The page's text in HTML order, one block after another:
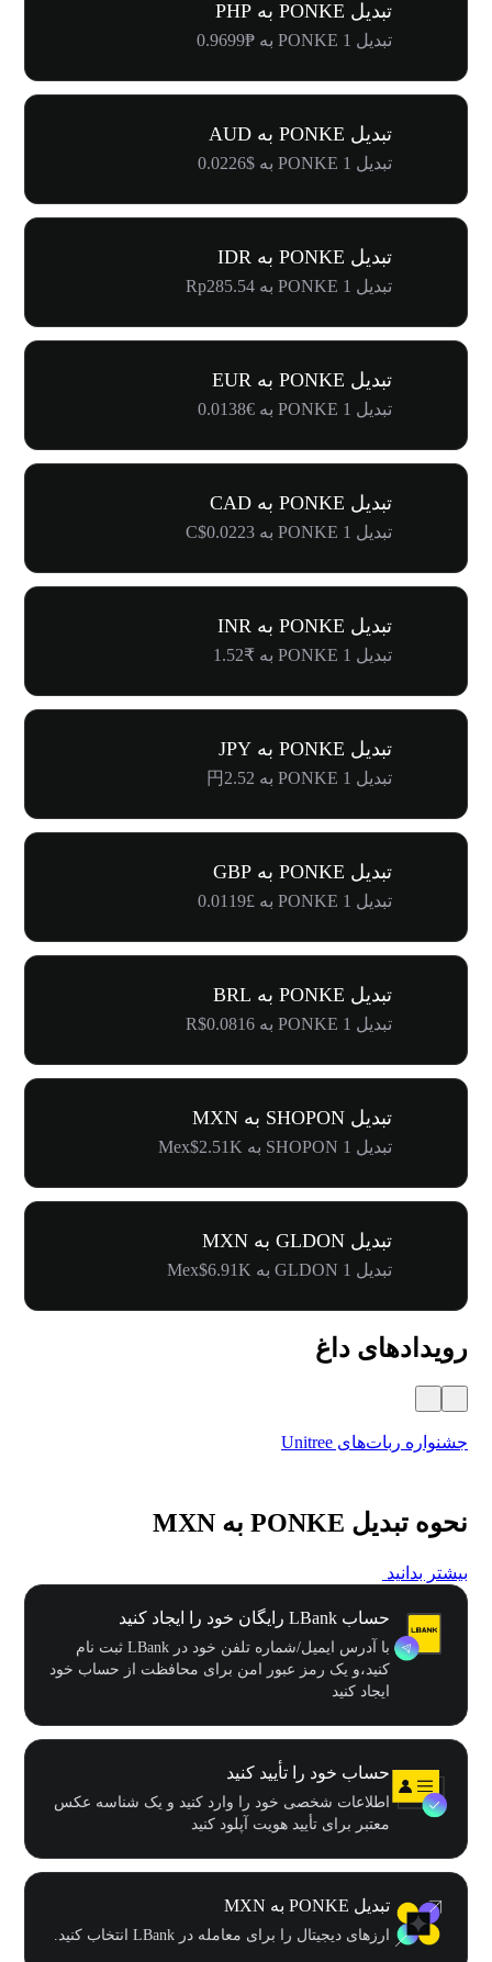
تبدیل PONKE به PHP
تبدیل 1 PONKE به ₱0.9699
تبدیل PONKE به AUD
تبدیل 1 PONKE به $0.0226
تبدیل PONKE به IDR
تبدیل 1 PONKE به Rp285.54
تبدیل PONKE به EUR
تبدیل 1 PONKE به €0.0138
تبدیل PONKE به CAD
تبدیل 1 PONKE به C$0.0223
تبدیل PONKE به INR
تبدیل 1 PONKE به ₹1.52
تبدیل PONKE به JPY
تبدیل 1 PONKE به 円2.52
تبدیل PONKE به GBP
تبدیل 1 PONKE به £0.0119
تبدیل PONKE به BRL
تبدیل 1 PONKE به R$0.0816
تبدیل SHOPON به MXN
تبدیل 1 SHOPON به Mex$2.51K
تبدیل GLDON به MXN
تبدیل 1 GLDON به Mex$6.91K
رویدادهای داغ
جشنواره ربات‌های Unitree
نحوه تبدیل PONKE به MXN
بیشتر بدانید
حساب LBank رایگان خود را ایجاد کنید
با آدرس ایمیل/شماره تلفن خود در LBank ثبت نام
کنید،و یک رمز عبور امن برای محافظت از حساب خود
ایجاد کنید
حساب خود را تأیید کنید
اطلاعات شخصی خود را وارد کنید و یک شناسه عکس
معتبر برای تأیید هویت آپلود کنید
تبدیل PONKE به MXN
ارزهای دیجیتال را برای معامله در LBank انتخاب کنید.